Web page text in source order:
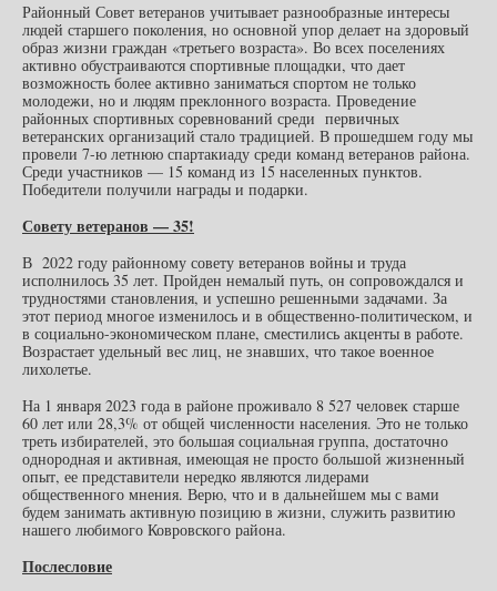
Районный Совет ветеранов учитывает разнообразные интересы
людей старшего поколения, но основной упор делает на здоровый
образ жизни граждан «третьего возраста». Во всех поселениях
активно обустраиваются спортивные площадки, что дает
возможность более активно заниматься спортом не только
молодежи, но и людям преклонного возраста. Проведение
районных спортивных соревнований среди первичных
ветеранских организаций стало традицией. В прошедшем году мы
провели 7-ю летнюю спартакиаду среди команд ветеранов района.
Среди участников — 15 команд из 15 населенных пунктов.
Победители получили награды и подарки.
Совету ветеранов — 35!
В 2022 году районному совету ветеранов войны и труда
исполнилось 35 лет. Пройден немалый путь, он сопровождался и
трудностями становления, и успешно решенными задачами. За
этот период многое изменилось и в общественно-политическом, и
в социально-экономическом плане, сместились акценты в работе.
Возрастает удельный вес лиц, не знавших, что такое военное
лихолетье.
На 1 января 2023 года в районе проживало 8 527 человек старше
60 лет или 28,3% от общей численности населения. Это не только
треть избирателей, это большая социальная группа, достаточно
однородная и активная, имеющая не просто большой жизненный
опыт, ее представители нередко являются лидерами
общественного мнения. Верю, что и в дальнейшем мы с вами
будем занимать активную позицию в жизни, служить развитию
нашего любимого Ковровского района.
Послесловие